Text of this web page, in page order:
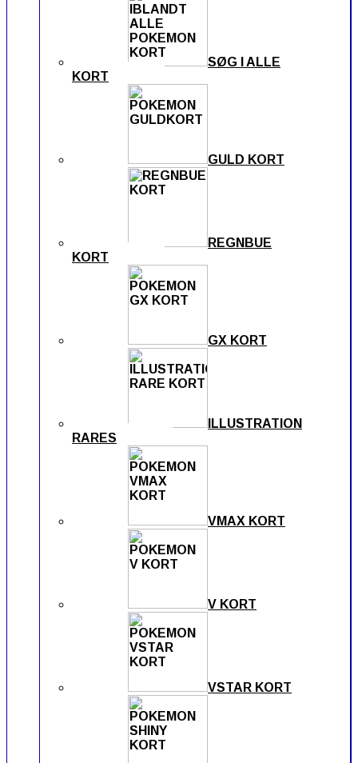
SØG I ALLE
KORT
GULD KORT
REGNBUE
KORT
GX KORT
ILLUSTRATION
RARES
VMAX KORT
V KORT
VSTAR KORT